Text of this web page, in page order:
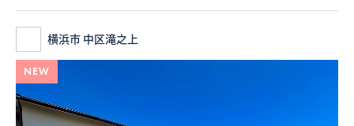
横浜市 中区滝之上
NEW